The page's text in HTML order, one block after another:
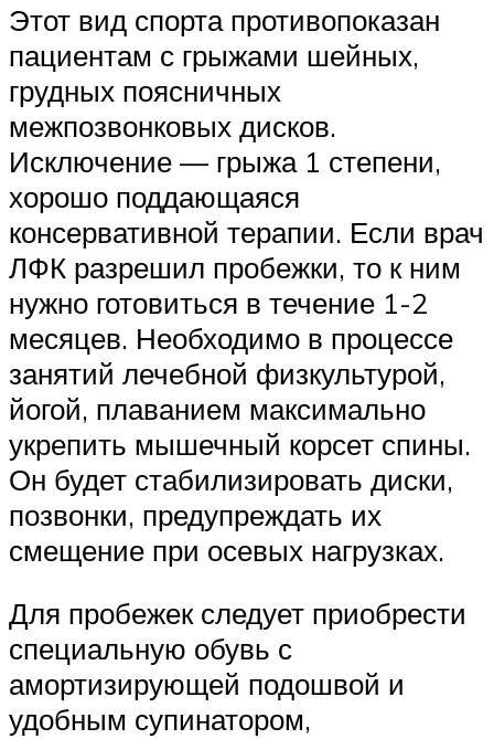
Этот вид спорта противопоказан
пациентам с грыжами шейных,
грудных поясничных
межпозвонковых дисков.
Исключение — грыжа 1 степени,
хорошо поддающаяся
консервативной терапии. Если врач
ЛФК разрешил пробежки, то к ним
нужно готовиться в течение 1-2
месяцев. Необходимо в процессе
занятий лечебной физкультурой,
йогой, плаванием максимально
укрепить мышечный корсет спины.
Он будет стабилизировать диски,
позвонки, предупреждать их
смещение при осевых нагрузках.
Для пробежек следует приобрести
специальную обувь с
амортизирующей подошвой и
удобным супинатором,